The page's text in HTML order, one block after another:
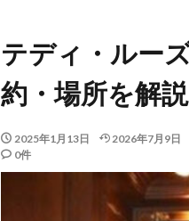
テディ・ルー
約・場所を解
2025年1月13日 2026年7月9日
0件